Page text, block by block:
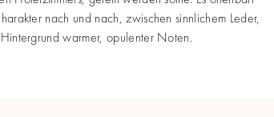
nach und nach, zwischen sinnlichem Leder,
warmer, opulenter Noten.